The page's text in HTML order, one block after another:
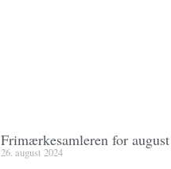
Frimærkesamleren for august
26. august 2024